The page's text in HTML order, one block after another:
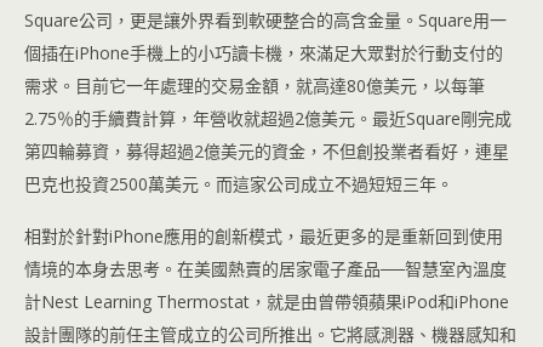
Square公司，更是讓外界看到軟硬整合的高含金量。Square用一
個插在iPhone手機上的小巧讀卡機，來滿足大眾對於行動支付的
需求。目前它一年處理的交易金額，就高達80億美元，以每筆
2.75％的手續費計算，年營收就超過2億美元。最近Square剛完成
第四輪募資，募得超過2億美元的資金，不但創投業者看好，連星
巴克也投資2500萬美元。而這家公司成立不過短短三年。
相對於針對iPhone應用的創新模式，最近更多的是重新回到使用
情境的本身去思考。在美國熱賣的居家電子產品──智慧室內溫度
計Nest Learning Thermostat，就是由曾帶領蘋果iPod和iPhone
設計團隊的前任主管成立的公司所推出。它將感測器、機器感知和